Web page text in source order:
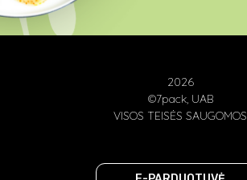
2026
©7pack, UAB
VISOS TEISĖS SAUGOMOS